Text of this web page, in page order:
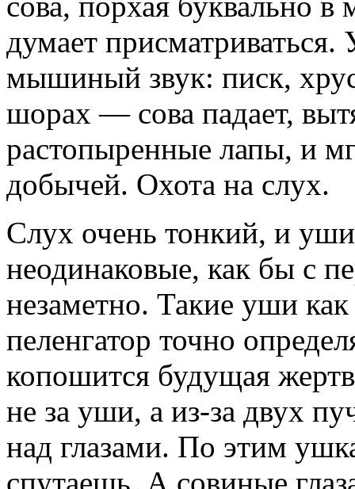
думает
мышиный звук: писк,
шорах — сова падает,
растопыренные лапы, и
добычей. Охота на слух.
Слух очень тонкий, и
неодинаковые, как бы с
незаметно. Такие уши
пеленгатор точно
копошится будущая
не за уши, а из-за двух
над глазами. По этим
спутаешь. А совиные